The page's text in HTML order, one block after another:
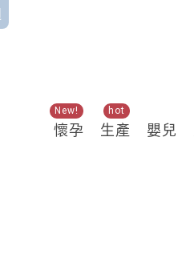
懷孕
New!
生產
hot
嬰兒
關鍵熱搜